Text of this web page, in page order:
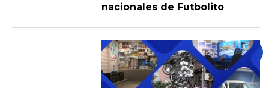
nacionales de Futbolito